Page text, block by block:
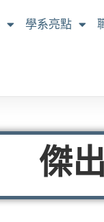
學系亮點
傑